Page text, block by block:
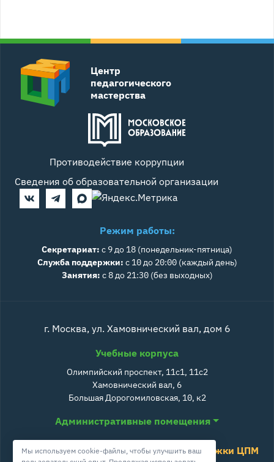
Центр
педагогического
мастерства
Противодействие коррупции
Сведения об образовательной организации
Режим работы:
Секретариат: с 9 до 18 (понедельник-пятница)
Служба поддержки: с 10 до 20:00 (каждый день)
Занятия: с 8 до 21:30 (без выходных)
г. Москва, ул. Хамовнический вал, дом 6
Учебные корпуса
Олимпийский проспект, 11с1, 11с2
Хамовнический вал, 6
Большая Дорогомиловская, 10, к2
Административные помещения
Служба поддержки ЦПМ
Мы используем cookie-файлы, чтобы улучшить ваш